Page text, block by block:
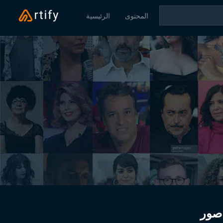
الرئيسية المحتوى
صور